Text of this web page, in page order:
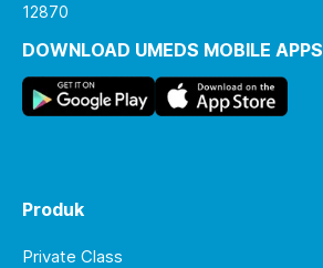
12870
DOWNLOAD UMEDS MOBILE APPS
Produk
Private Class